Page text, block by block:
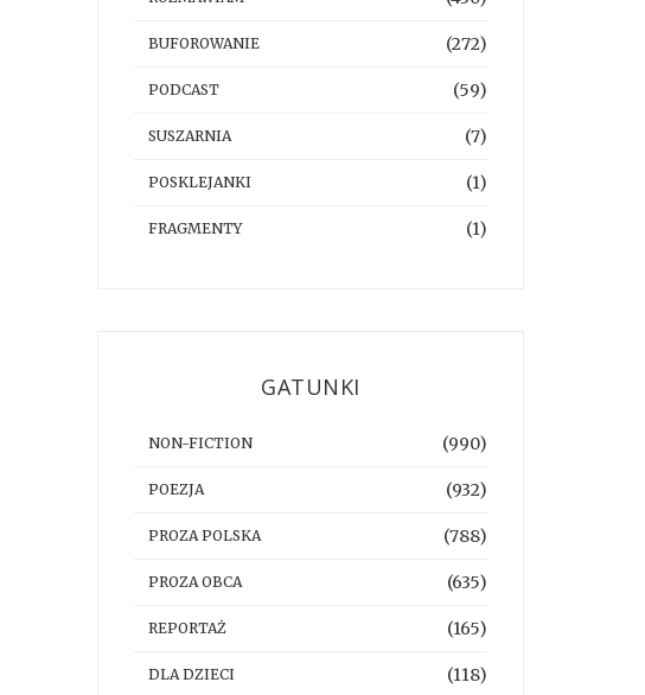
BUFOROWANIE (272)
PODCAST (59)
SUSZARNIA (7)
POSKLEJANKI (1)
FRAGMENTY (1)
GATUNKI
NON-FICTION (990)
POEZJA (932)
PROZA POLSKA (788)
PROZA OBCA (635)
REPORTAŻ (165)
DLA DZIECI (118)